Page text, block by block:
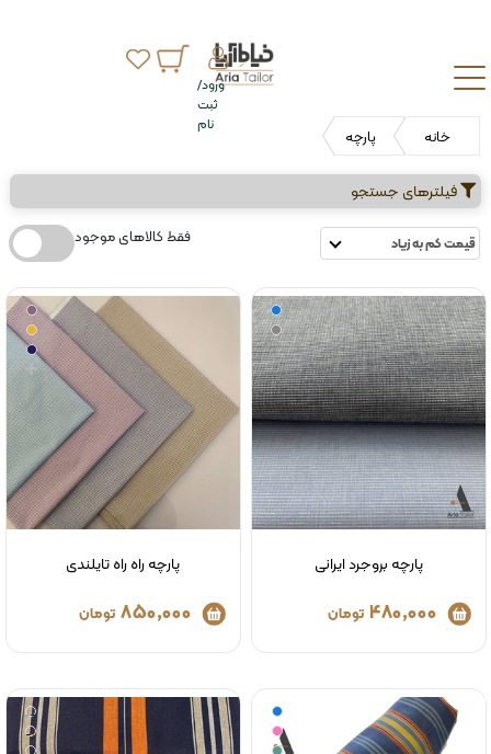
ورود/
ثبت
نام
خانه پارچه
فیلترهای جستجو
قیمت کم به زیاد فقط کالاهای موجود
پارچه بروجرد ایرانی
480,000 تومان
پارچه راه راه تایلندی
850,000 تومان